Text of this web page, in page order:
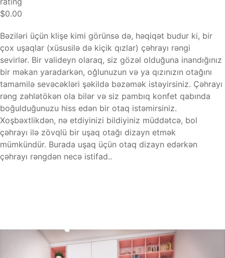
$0.00
Bəziləri üçün klişe kimi görünsə də, həqiqət budur ki, bir
çox uşaqlar (xüsusilə də kiçik qızlar) çəhrayı rəngi
sevirlər. Bir valideyn olaraq, siz gözəl olduğuna inandığınız
bir məkan yaradarkən, oğlunuzun və ya qızınızın otağını
tamamilə sevəcəkləri şəkildə bəzəmək istəyirsiniz. Çəhrayı
rəng zəhlətökən ola bilər və siz pambıq konfet qabında
boğulduğunuzu hiss edən bir otaq istəmirsiniz.
Xoşbəxtlikdən, nə etdiyinizi bildiyiniz müddətcə, bol
çəhrayı ilə zövqlü bir uşaq otağı dizayn etmək
mümkündür. Burada uşaq üçün otaq dizayn edərkən
çəhrayı rəngdən necə istifad..